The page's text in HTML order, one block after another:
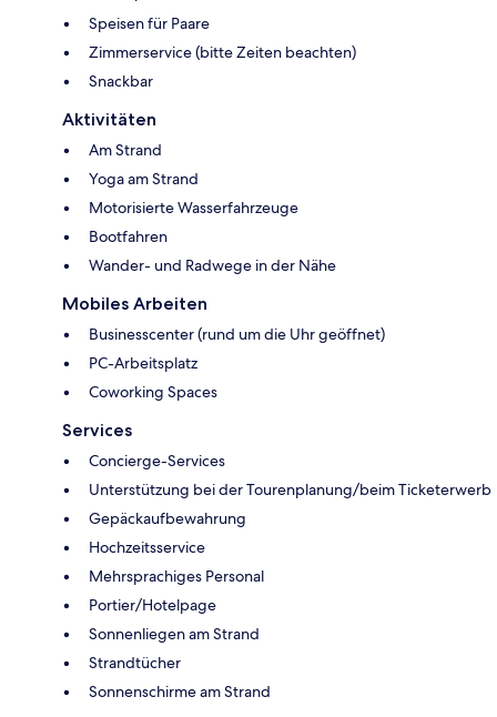
Speisen für Paare
Zimmerservice (bitte Zeiten beachten)
Snackbar
Aktivitäten
Am Strand
Yoga am Strand
Motorisierte Wasserfahrzeuge
Bootfahren
Wander- und Radwege in der Nähe
Mobiles Arbeiten
Businesscenter (rund um die Uhr geöffnet)
PC-Arbeitsplatz
Coworking Spaces
Services
Concierge-Services
Unterstützung bei der Tourenplanung/beim Ticketerwerb
Gepäckaufbewahrung
Hochzeitsservice
Mehrsprachiges Personal
Portier/Hotelpage
Sonnenliegen am Strand
Strandtücher
Sonnenschirme am Strand